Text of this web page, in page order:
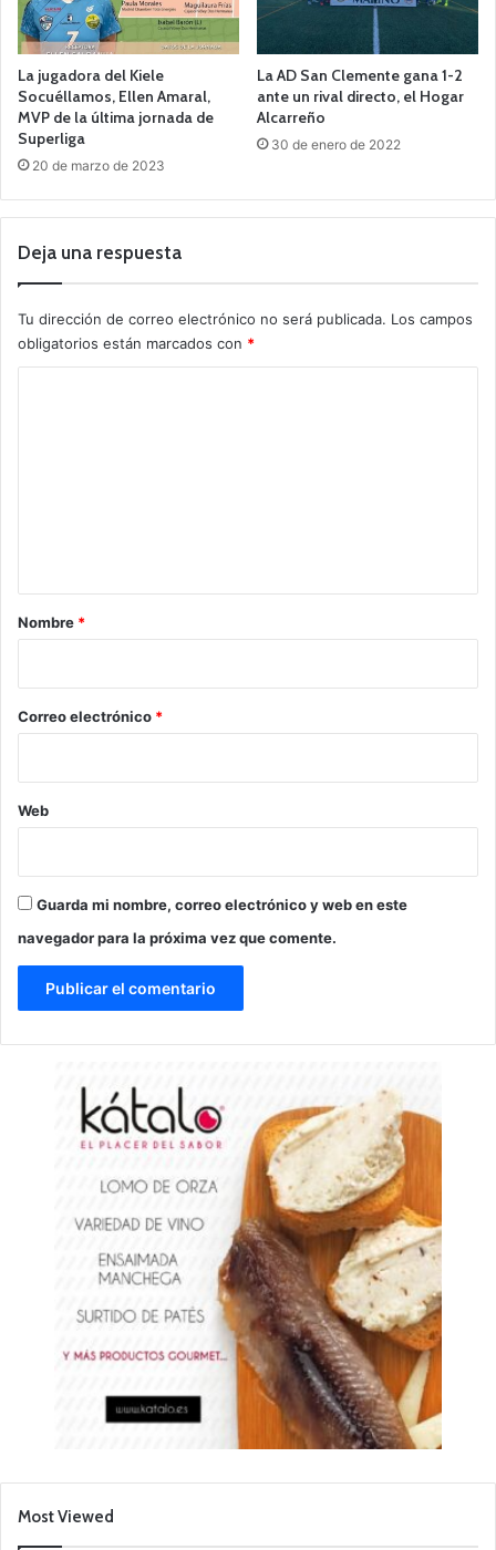
La jugadora del Kiele
Socuéllamos, Ellen Amaral,
MVP de la última jornada de
Superliga
20 de marzo de 2023
La AD San Clemente gana 1-2
ante un rival directo, el Hogar
Alcarreño
30 de enero de 2022
Deja una respuesta
Tu dirección de correo electrónico no será publicada. Los campos
obligatorios están marcados con *
r
*
Nombre *
Correo electrónico *
Web
Guarda mi nombre, correo electrónico y web en este
navegador para la próxima vez que comente.
Most Viewed